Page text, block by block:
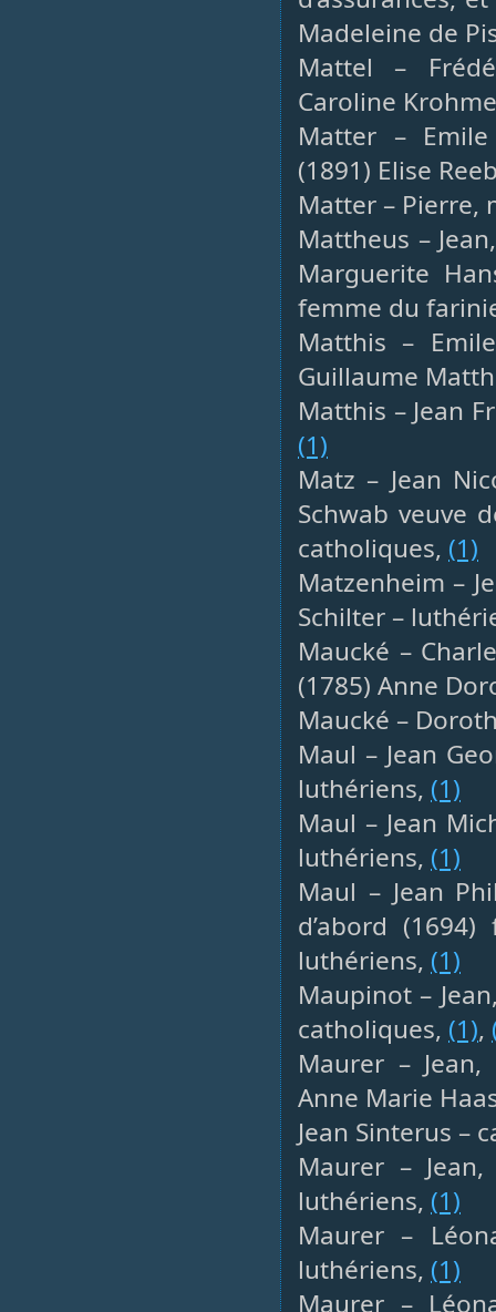
Madeleine de
Mattel –
Caroline
Matter –
(1891) Elise
Matter – Pierre,
Mattheus –
Marguerite
femme du
Matthis –
Guillaume
Matthis – Jean
(1)
Matz – Jean
Schwab veuve
catholiques, (1)
Matzenheim –
Schilter –
Maucké –
(1785) Anne
Maucké –
Maul – Jean
luthériens, (1)
Maul – Jean
luthériens, (1)
Maul – Jean
d’abord
luthériens, (1)
Maupinot –
catholiques, (1),
Maurer –
Anne Marie
Jean Sinterus –
Maurer –
luthériens, (1)
Maurer –
luthériens, (1)
Maurer –